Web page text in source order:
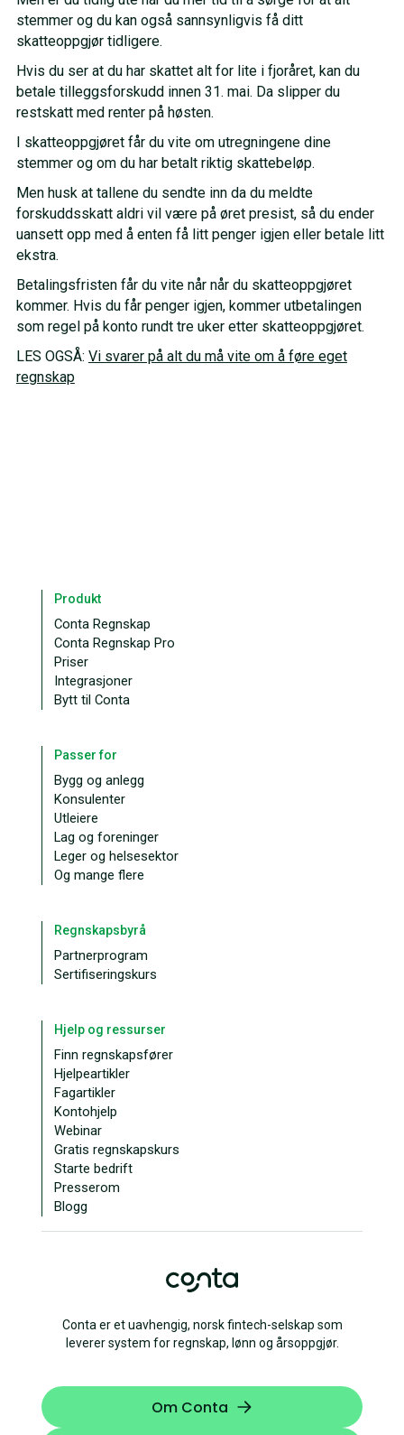
stemmer og du kan også sannsynligvis få ditt
skatteoppgjør tidligere.
Hvis du ser at du har skattet alt for lite i fjoråret, kan du
betale tilleggsforskudd innen 31. mai. Da slipper du
restskatt med renter på høsten.
I skatteoppgjøret får du vite om utregningene dine
stemmer og om du har betalt riktig skattebeløp.
Men husk at tallene du sendte inn da du meldte
forskuddsskatt aldri vil være på øret presist, så du ender
uansett opp med å enten få litt penger igjen eller betale litt
ekstra.
Betalingsfristen får du vite når når du skatteoppgjøret
kommer. Hvis du får penger igjen, kommer utbetalingen
som regel på konto rundt tre uker etter skatteoppgjøret.
LES OGSÅ: Vi svarer på alt du må vite om å føre eget
regnskap
Conta er et uavhengig, norsk fintech-selskap som
leverer system for regnskap, lønn og årsoppgjør.
Om Conta
Produkt
Conta Regnskap
Conta Regnskap Pro
Priser
Integrasjoner
Bytt til Conta
Passer for
Bygg og anlegg
Konsulenter
Utleiere
Lag og foreninger
Leger og helsesektor
Og mange flere
Regnskapsbyrå
Partnerprogram
Sertifiseringskurs
Hjelp og ressurser
Finn regnskapsfører
Hjelpeartikler
Fagartikler
Kontohjelp
Webinar
Gratis regnskapskurs
Starte bedrift
Presserom
Blogg